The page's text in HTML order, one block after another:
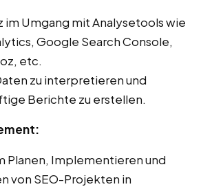
Umgang mit Analysetools wie
Google Search Console,
etc.
zu interpretieren und
Berichte zu erstellen.
Planen, Implementieren und
von SEO-Projekten in